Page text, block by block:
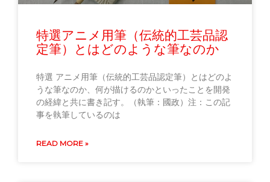
特選アニメ用筆（伝統的工芸品認
定筆）とはどのような筆なのか
特選 アニメ用筆（伝統的工芸品認定筆）とはどのよ
うな筆なのか、何が描けるのかといったことを開発
の経緯と共に書き記す。（執筆：國政）注：この記
事を執筆しているのは
READ MORE »